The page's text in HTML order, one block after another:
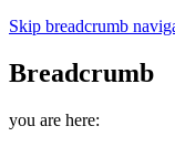
Skip breadcrumb
Breadcrumb
you are here: